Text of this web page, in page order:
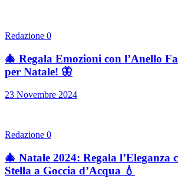
Redazione 0
🎄 Regala Emozioni con l’Anello
per Natale! 🦋
23 Novembre 2024
Redazione 0
🎄 Natale 2024: Regala l’Eleganza
Stella a Goccia d’Acqua 💧